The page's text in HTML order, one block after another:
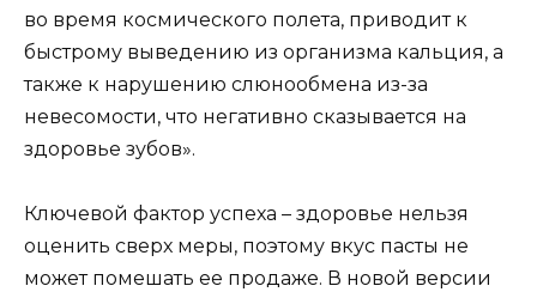
во время космического полета, приводит к
быстрому выведению из организма кальция, а
также к нарушению слюнообмена из-за
невесомости, что негативно сказывается на
здоровье зубов».
Ключевой фактор успеха – здоровье нельзя
оценить сверх меры, поэтому вкус пасты не
может помешать ее продаже. В новой версии